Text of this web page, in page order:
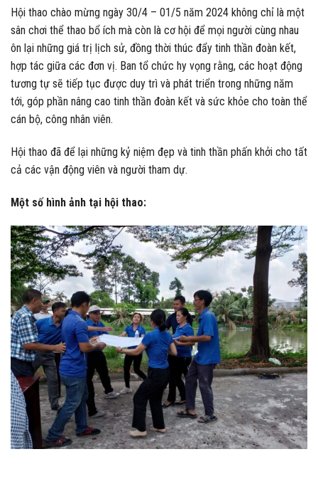
Hội thao chào mừng ngày 30/4 – 01/5 năm 2024 không chỉ là một
sân chơi thể thao bổ ích mà còn là cơ hội để mọi người cùng nhau
ôn lại những giá trị lịch sử, đồng thời thúc đẩy tinh thần đoàn kết,
hợp tác giữa các đơn vị. Ban tổ chức hy vọng rằng, các hoạt động
tương tự sẽ tiếp tục được duy trì và phát triển trong những năm
tới, góp phần nâng cao tinh thần đoàn kết và sức khỏe cho toàn thể
cán bộ, công nhân viên.
Hội thao đã để lại những kỷ niệm đẹp và tinh thần phấn khởi cho tất
cả các vận động viên và người tham dự.
Một số hình ảnh tại hội thao: